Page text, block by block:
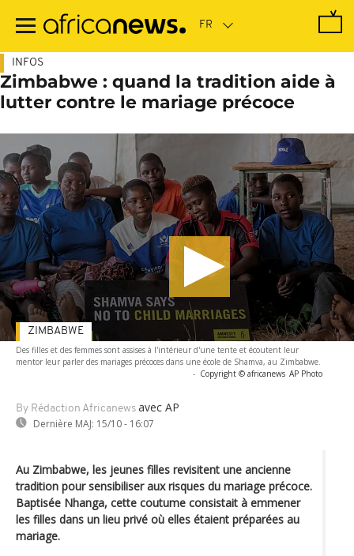
contenu
INFOS
Zimbabwe : quand la tradition aide à
lutter contre le mariage précoce
Des filles et des femmes sont assises à l'intérieur d'une tente et écoutent leur
mentor leur parler des mariages précoces dans une école de Shamva, au Zimbabwe.
- Copyright © africanews AP Photo
By Rédaction Africanews avec AP
Dernière MAJ: 15/10 - 16:07
ZIMBABWE
Au Zimbabwe, les jeunes filles revisitent une ancienne
tradition pour sensibiliser aux risques du mariage précoce.
Baptisée Nhanga, cette coutume consistait à emmener
les filles dans un lieu privé où elles étaient préparées au
mariage.